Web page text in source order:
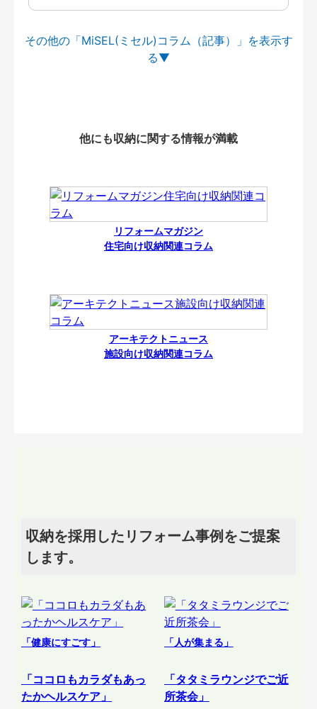
その他の「MiSEL(ミセル)コラム（記事）」を
他にも収納に関する情報が満載
リフォームマガジン
住宅向け収納関連コラム
アーキテクトニュース
施設向け収納関連コラム
収納を採用したリフォーム事例をご提案
します。
「健康にすごす」
「ココロもカラダもあっ
たかヘルスケア」
「人が集まる」
「タタミラウンジでご近
所茶会」